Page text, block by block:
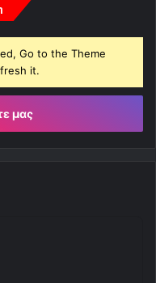
Go to the Theme
it.
μας